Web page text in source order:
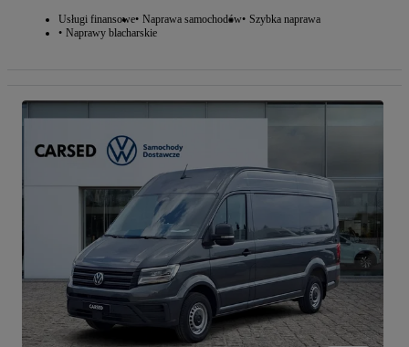
Usługi finansowe Naprawa samochodów Szybka naprawa
Naprawy blacharskie